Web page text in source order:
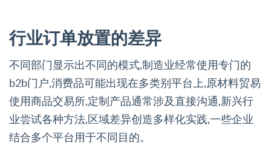
行业订单放置的差异
不同部门显示出不同的模式,制造业经常使用专门的
b2b门户,消费品可能出现在多类别平台上,原材料贸易
使用商品交易所,定制产品通常涉及直接沟通,新兴行
业尝试各种方法,区域差异创造多样化实践,一些企业
结合多个平台用于不同目的。